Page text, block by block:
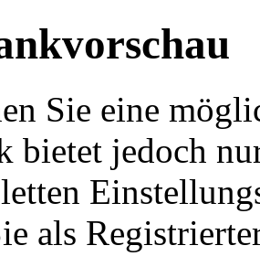
Sie eine
bietet jedoch
als